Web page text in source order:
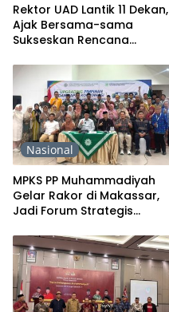
Rektor UAD Lantik 11 Dekan,
Ajak Bersama-sama
Sukseskan Rencana
Nasional
MPKS PP Muhammadiyah
Gelar Rakor di Makassar,
Jadi Forum Strategis